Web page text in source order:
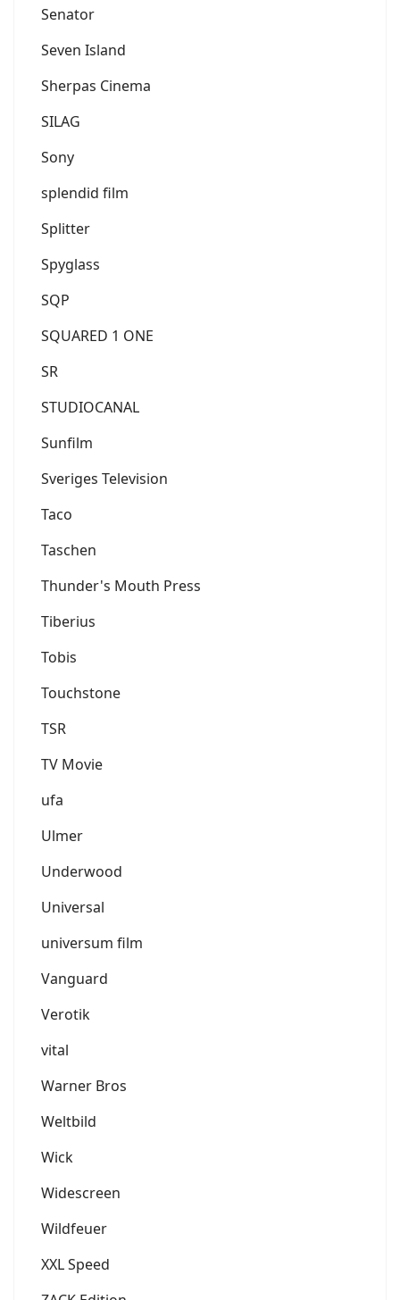
Senator
Seven Island
Sherpas Cinema
SILAG
Sony
splendid film
Splitter
Spyglass
SQP
SQUARED 1 ONE
SR
STUDIOCANAL
Sunfilm
Sveriges Television
Taco
Taschen
Thunder's Mouth Press
Tiberius
Tobis
Touchstone
TSR
TV Movie
ufa
Ulmer
Underwood
Universal
universum film
Vanguard
Verotik
vital
Warner Bros
Weltbild
Wick
Widescreen
Wildfeuer
XXL Speed